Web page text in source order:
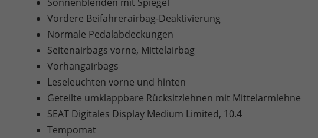
Vordere Beifahrerairbag-Deaktivierung
Normale Pedalabdeckungen
Seitenairbags vorne, Mittelairbag
Vorhangairbags
Leseleuchten vorne und hinten
Geteilte umklappbare Rücksitzlehnen mit Mittelarmlehne
SEAT Digitales Display Medium Limited, 10.4
Tempomat